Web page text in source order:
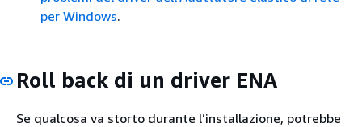
per Windows.
Roll back di un driver ENA
Se qualcosa va storto durante l’installazione, potrebbe